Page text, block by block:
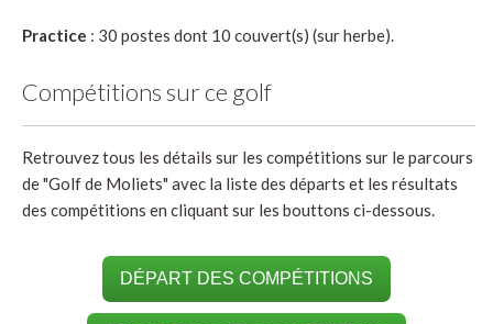
Practice : 30 postes dont 10 couvert(s) (sur herbe).
Compétitions sur ce golf
Retrouvez tous les détails sur les compétitions sur le parcours
de "Golf de Moliets" avec la liste des départs et les résultats
des compétitions en cliquant sur les bouttons ci-dessous.
DÉPART DES COMPÉTITIONS